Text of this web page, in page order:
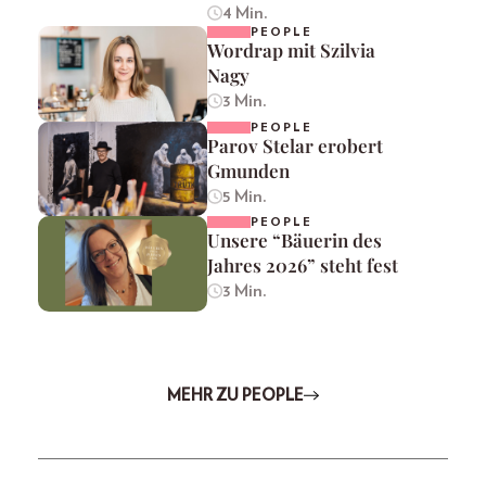
4 Min.
PEOPLE
Wordrap mit Szilvia
Nagy
3 Min.
PEOPLE
Parov Stelar erobert
Gmunden
5 Min.
PEOPLE
Unsere “Bäuerin des
Jahres 2026” steht fest
3 Min.
MEHR ZU PEOPLE